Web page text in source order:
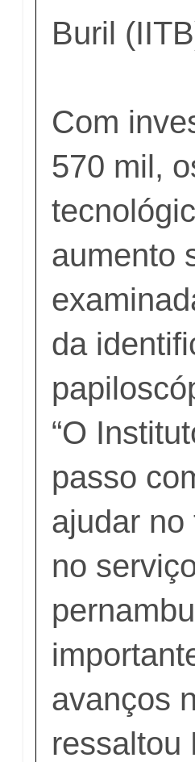
Buril
Com
570 mil,
aumento
da
“O
passo
ajudar
no
avanços
ressaltou